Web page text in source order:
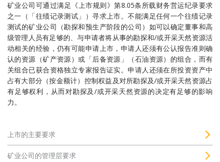
矿业公司可通过满足《上市规则》第8.05条所载财务営运纪录要求
之一（「往绩记录测试」）寻求上市。不能满足任何一个往绩记录
测试的矿业公司（勘探和预生产阶段的公司）如可以确定董事和高
级管理人员有足够的、与申请者将从事的勘探和/或开采天然资源活
动相关的经验，仍有可能申请上市，申请人还须有公认报告准则确
认的资源（矿产资源）或「后备资源」（石油资源）的组合，而有
关组合已获合资格独立专家报告证实。申请人还须在所投资资产中
占有大部分（按金额计）控制权益及对所勘探及/或开采天然资源占
有足够权利，从而对勘探及/或开采天然资源的决定有足够的影响
力。
上市的主要要求
矿业公司的管理层要求